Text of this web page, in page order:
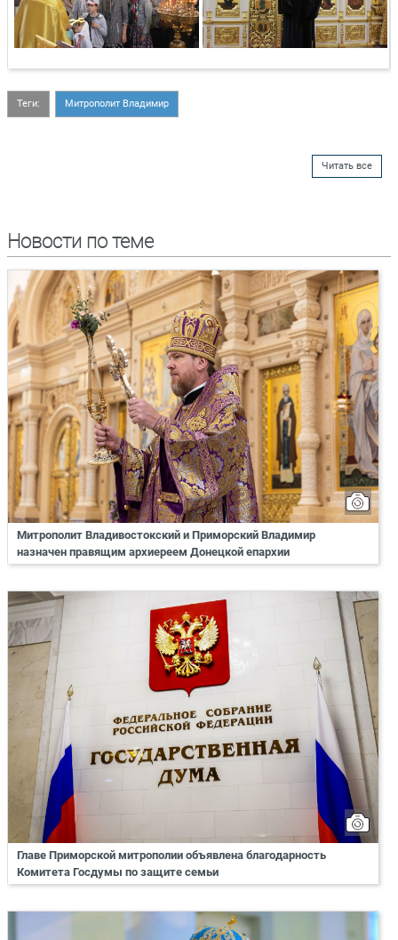
Теги: Митрополит Владимир
Читать все
Новости по теме
Митрополит Владивостокский и Приморский Владимир
назначен правящим архиереем Донецкой епархии
Главе Приморской митрополии объявлена благодарность
Комитета Госдумы по защите семьи